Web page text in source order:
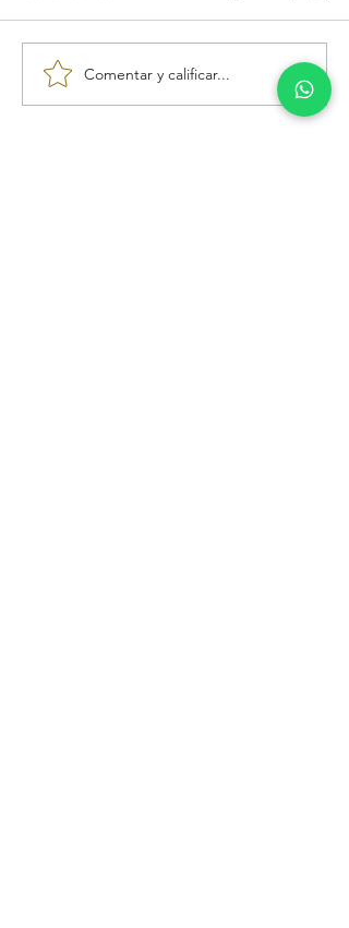
Comentar y calificar...